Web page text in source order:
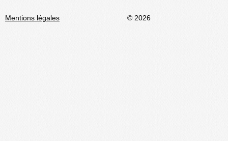
Mentions légales © 2026